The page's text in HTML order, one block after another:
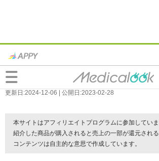
腎盂腎炎の原因はストレス？
れくらいで治る？病院に行く
更新日:2024-12-06 | 公開日:2023-02-28
本サイトはアフィリエイトプログラムに参加してい
紹介した商品が購入されると売上の一部が還元される
コンテンツは自主的な意思で作成しています。